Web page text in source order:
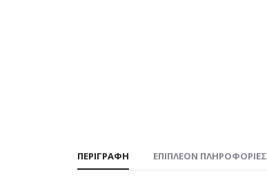
ΠΕΡΙΓΡΑΦΉ ΕΠΙΠΛΈΟΝ ΠΛΗΡΟΦΟΡΊΕΣ